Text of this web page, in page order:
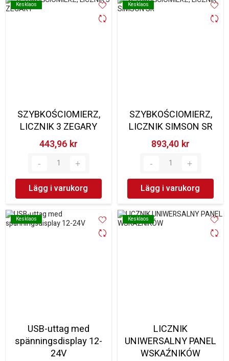
Kesklaos
Kesklaos
SZYBKOŚCIOMIERZ,
LICZNIK 3 ZEGARY
443,96 kr‎
Lägg i varukorg
Kesklaos
Kesklaos
SZYBKOŚCIOMIERZ,
LICZNIK SIMSON SR
893,40 kr‎
Lägg i varukorg
Kesklaos
Kesklaos
USB-uttag med
spänningsdisplay 12-
24V
Kesklaos
Kesklaos
LICZNIK
UNIWERSALNY PANEL
WSKAŹNIKÓW